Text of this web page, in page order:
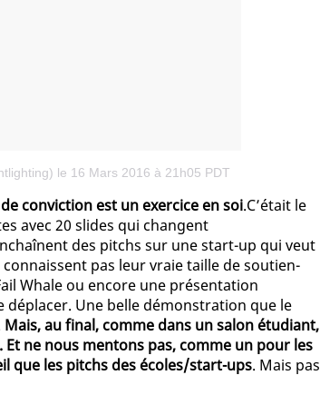
le 16 Mars 2016 à 21h05 PDT
conviction est un exercice en soi.C’était le
avec 20 slides qui changent
des pitchs sur une start-up qui veut
pas leur vraie taille de soutien-
Whale ou encore une présentation
Une belle démonstration que le
Mais, au final, comme dans un salon étudiant,
ne nous mentons pas, comme un pour les
que les pitchs des écoles/start-ups. Mais pas